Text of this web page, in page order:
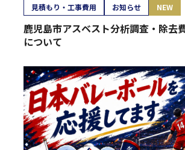
見積もり・工事費用 お知らせ NEW
鹿児島市アスベスト分析調査・除去
について